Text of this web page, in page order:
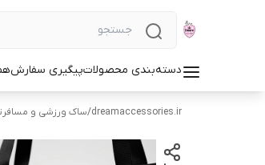
دسته‌بندی محصولاتپیگیری سفارش
dreamaccessories.ir
/ساک ورزشی و